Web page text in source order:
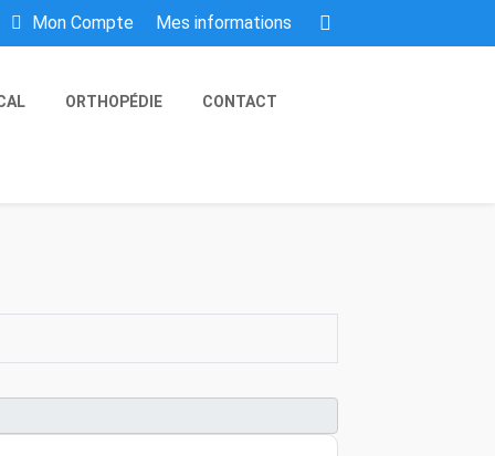
Mon Compte Mes informations
ORTHOPÉDIE CONTACT